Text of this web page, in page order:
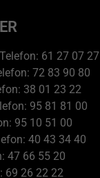
61 27 07 27
72 83 90 80
38 01 23 22
95 81 81 00
95 10 51 00
40 43 34 40
47 66 55 20
69 26 22 22